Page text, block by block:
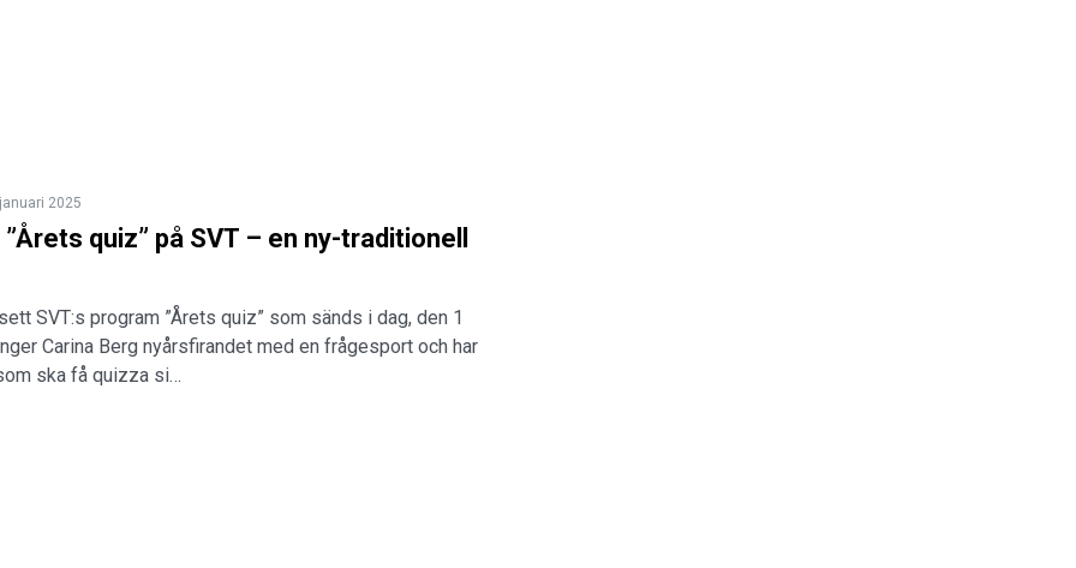
2025
quiz” på SVT – en ny-traditionell
SVT:s program ”Årets quiz” som sänds i dag, den 1
Carina Berg nyårsfirandet med en frågesport och har
ska få quizza si…